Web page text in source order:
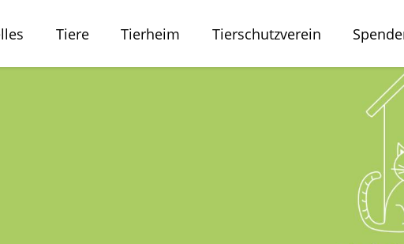
Tiere Tierheim Tierschutzverein